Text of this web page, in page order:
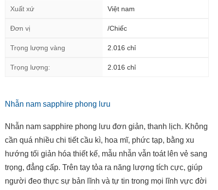
Xuất xứ Việt nam
Đơn vị /Chiếc
Trọng lượng vàng 2.016 chỉ
Trọng lượng: 2.016 chỉ
Nhẫn nam sapphire phong lưu
Nhẫn nam sapphire phong lưu đơn giản, thanh lịch. Không
cần quá nhiều chi tiết cầu kì, hoa mĩ, phức tạp, bằng xu
hướng tối giản hóa thiết kế, mẫu nhẫn vẫn toát lên vẻ sang
trọng, đẳng cấp. Trên tay tỏa ra năng lượng tích cực, giúp
người đeo thực sự bản lĩnh và tự tin trong mọi lĩnh vực đời